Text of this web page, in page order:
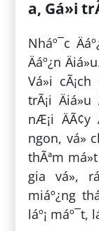
a, Gá»i
Nháº¯c
Äáº¿n
Vá»i
trÃ¡i
nÆ¡i ÄÃ¢y
ngon, vá»
thÃªm
gia vá»,
miáº¿ng
láº¡ máº¯t,